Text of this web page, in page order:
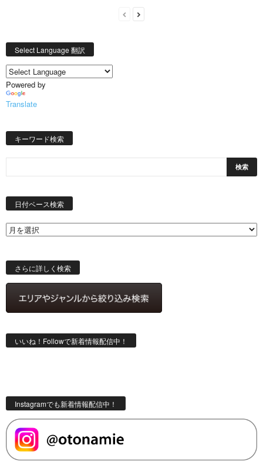
Select Language 翻訳
Powered by
Translate
キーワード検索
日付ベース検索
索
さらに詳しく検索
いいね！Followで新着情報配信中！
Instagramでも新着情報配信中！